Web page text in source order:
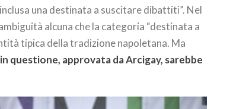
una destinata a suscitare dibattiti”. Nel
alcuna che la categoria “destinata a
tipica della tradizione napoletana. Ma
questione, approvata da Arcigay, sarebbe